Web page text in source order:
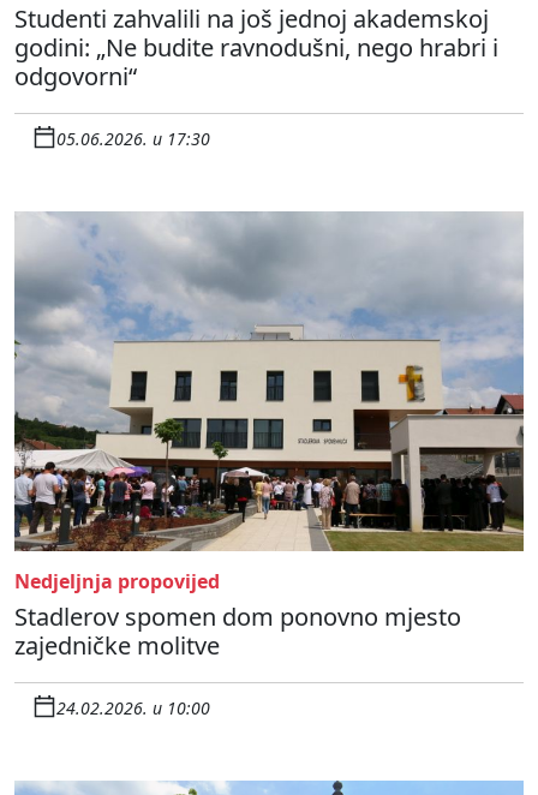
Studenti zahvalili na još jednoj akademskoj
godini: „Ne budite ravnodušni, nego hrabri i
odgovorni“
05.06.2026. u 17:30
Nedjeljnja propovijed
Stadlerov spomen dom ponovno mjesto
zajedničke molitve
24.02.2026. u 10:00